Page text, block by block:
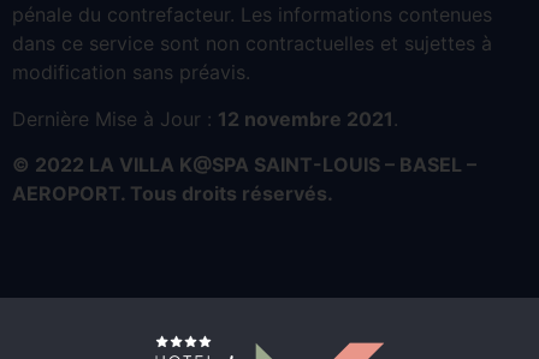
pénale du contrefacteur. Les informations contenues
dans ce service sont non contractuelles et sujettes à
modification sans préavis.
Dernière Mise à Jour : 12 novembre 2021 .
© 2022 LA VILLA K@SPA SAINT-LOUIS – BASEL –
AEROPORT. Tous droits réservés.